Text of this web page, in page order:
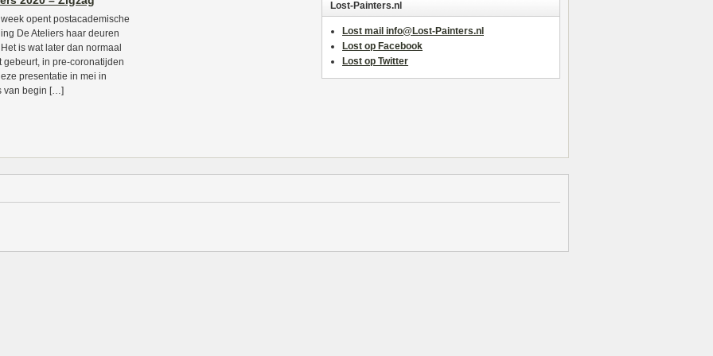
opent postacademische
De Ateliers haar deuren
is wat later dan normaal
gebeurt, in pre-coronatijden
presentatie in mei in
van begin […]
Lost-Painters.nl
Lost mail info@Lost-Painters.nl
Lost op Facebook
Lost op Twitter